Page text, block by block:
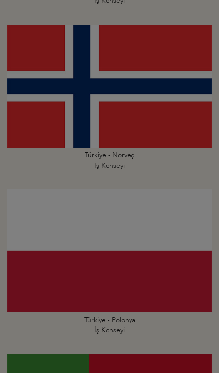
Türkiye - Norveç
İş Konseyi
Türkiye - Polonya
İş Konseyi